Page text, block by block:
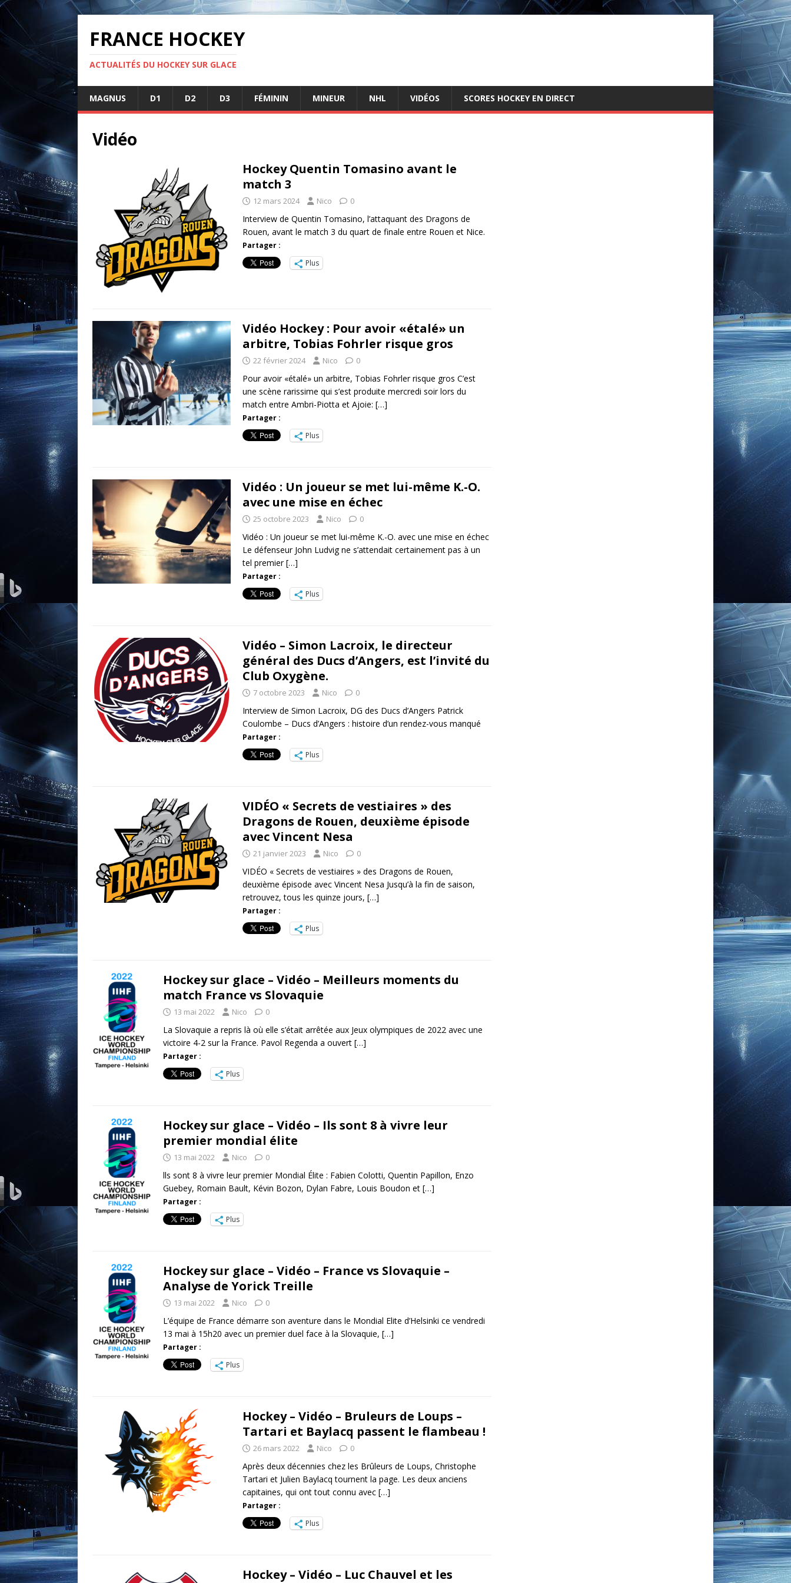
FRANCE HOCKEY
ACTUALITÉS DU HOCKEY SUR GLACE
MAGNUS D1 D2 D3 FÉMININ MINEUR NHL VIDÉOS SCORES HOCKEY EN DIRECT
Vidéo
Hockey Quentin Tomasino avant le
match 3
12 mars 2024 Nico 0
Interview de Quentin Tomasino, l’attaquant des Dragons de
Rouen, avant le match 3 du quart de finale entre Rouen et Nice.
Partager :
Plus
Vidéo Hockey : Pour avoir «étalé» un
arbitre, Tobias Fohrler risque gros
22 février 2024 Nico 0
Pour avoir «étalé» un arbitre, Tobias Fohrler risque gros C’est
une scène rarissime qui s’est produite mercredi soir lors du
match entre Ambri-Piotta et Ajoie: […]
Partager :
Plus
Vidéo : Un joueur se met lui-même K.-O.
avec une mise en échec
25 octobre 2023 Nico 0
Vidéo : Un joueur se met lui-même K.-O. avec une mise en échec
Le défenseur John Ludvig ne s’attendait certainement pas à un
tel premier[…]
Partager :
Plus
Vidéo – Simon Lacroix, le directeur
général des Ducs d’Angers, est l’invité du
Club Oxygène.
7 octobre 2023 Nico 0
Interview de Simon Lacroix, DG des Ducs d’Angers Patrick
Coulombe – Ducs d’Angers : histoire d’un rendez-vous manqué
Partager :
Plus
VIDÉO « Secrets de vestiaires » des
Dragons de Rouen, deuxième épisode
avec Vincent Nesa
21 janvier 2023 Nico 0
VIDÉO « Secrets de vestiaires » des Dragons de Rouen,
deuxième épisode avec Vincent Nesa Jusqu’à la fin de saison,
retrouvez, tous les quinze jours, […]
Partager :
Plus
Hockey sur glace – Vidéo – Meilleurs moments du
match France vs Slovaquie
13 mai 2022 Nico 0
La Slovaquie a repris là où elle s’était arrêtée aux Jeux olympiques de 2022 avec une
victoire 4-2 sur la France. Pavol Regenda a ouvert […]
Partager :
Plus
Hockey sur glace – Vidéo – Ils sont 8 à vivre leur
premier mondial élite
13 mai 2022 Nico 0
lls sont 8 à vivre leur premier Mondial Élite : Fabien Colotti, Quentin Papillon, Enzo
Guebey, Romain Bault, Kévin Bozon, Dylan Fabre, Louis Boudon et […]
Partager :
Plus
Hockey sur glace – Vidéo – France vs Slovaquie –
Analyse de Yorick Treille
13 mai 2022 Nico 0
L’équipe de France démarre son aventure dans le Mondial Elite d’Helsinki ce vendredi
13 mai à 15h20 avec un premier duel face à la Slovaquie, […]
Partager :
Plus
Hockey – Vidéo – Bruleurs de Loups –
Tartari et Baylacq passent le flambeau !
26 mars 2022 Nico 0
Après deux décennies chez les Brûleurs de Loups, Christophe
Tartari et Julien Baylacq tournent la page. Les deux anciens
capitaines, qui ont tout connu avec […]
Partager :
Plus
Hockey – Vidéo – Luc Chauvel et les